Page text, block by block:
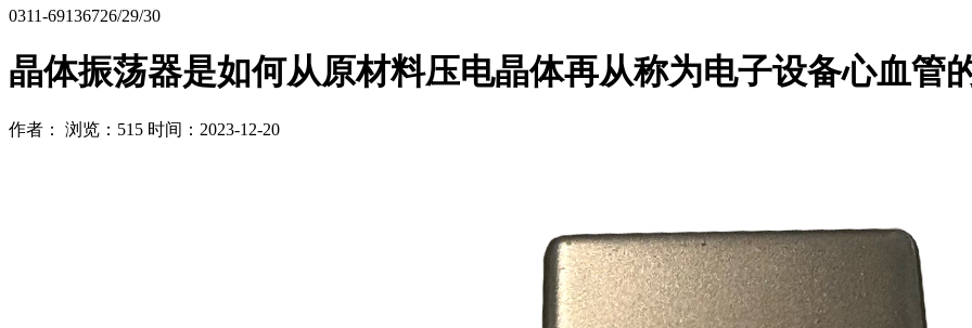
0311-69136726/29/30
晶体振荡器是如何从原材料压电晶体再从称为电子设备心血管
作者： 浏览：515 时间：2023-12-20